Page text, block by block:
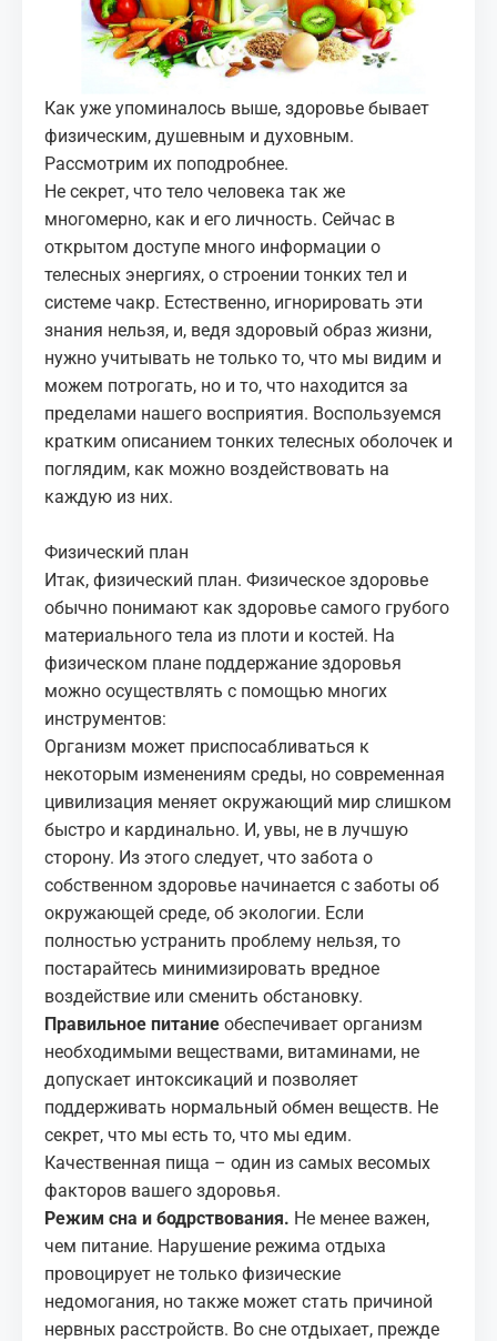
МЕДИА
КОНТАКТЫ
UZ-PIN
Как уже упоминалось выше, здоровье бывает
физическим, душевным и духовным.
Рассмотрим их поподробнее.
Не секрет, что тело человека так же
многомерно, как и его личность. Сейчас в
открытом доступе много информации о
телесных энергиях, о строении тонких тел и
системе чакр. Естественно, игнорировать эти
знания нельзя, и, ведя здоровый образ жизни,
нужно учитывать не только то, что мы видим и
можем потрогать, но и то, что находится за
пределами нашего восприятия. Воспользуемся
кратким описанием тонких телесных оболочек и
поглядим, как можно воздействовать на
каждую из них.
Физический план
Итак, физический план. Физическое здоровье
обычно понимают как здоровье самого грубого
материального тела из плоти и костей. На
физическом плане поддержание здоровья
можно осуществлять с помощью многих
инструментов:
Организм может приспосабливаться к
некоторым изменениям среды, но современная
цивилизация меняет окружающий мир слишком
быстро и кардинально. И, увы, не в лучшую
сторону. Из этого следует, что забота о
собственном здоровье начинается с заботы об
окружающей среде, об экологии. Если
полностью устранить проблему нельзя, то
постарайтесь минимизировать вредное
воздействие или сменить обстановку.
Правильное питание обеспечивает организм
необходимыми веществами, витаминами, не
допускает интоксикаций и позволяет
поддерживать нормальный обмен веществ. Не
секрет, что мы есть то, что мы едим.
Качественная пища – один из самых весомых
факторов вашего здоровья.
Режим сна и бодрствования. Не менее важен,
чем питание. Нарушение режима отдыха
провоцирует не только физические
недомогания, но также может стать причиной
нервных расстройств. Во сне отдыхает, прежде